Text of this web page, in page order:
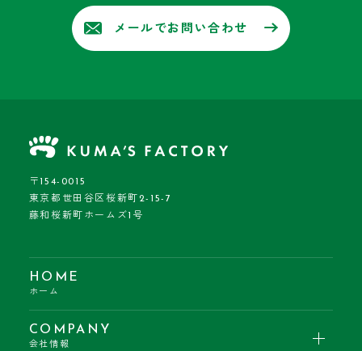
メールでお問い合わせ
〒154-0015
東京都世田谷区桜新町2-15-7
藤和桜新町ホームズ1号
HOME
ホーム
COMPANY
会社情報